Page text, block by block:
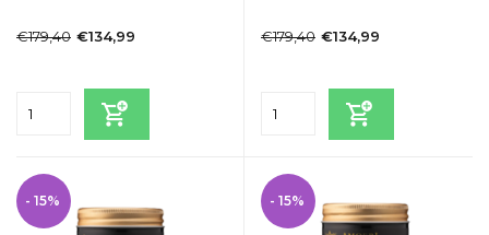
€179,40 €134,99 €179,40 €134,99
- 15% - 15%